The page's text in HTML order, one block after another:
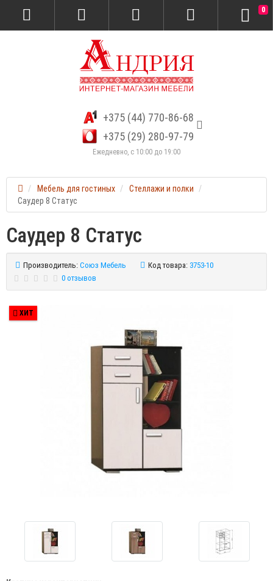
+375 (44) 770-86-68
+375 (29) 280-97-79
Ежедневно, с 10:00 до 19:00
0
Мебель для гостиных
Стеллажи и полки
Саудер 8 Статус
Саудер 8 Статус
Производитель: Союз Мебель Код товара: 3753-10
0 отзывов
ХИТ